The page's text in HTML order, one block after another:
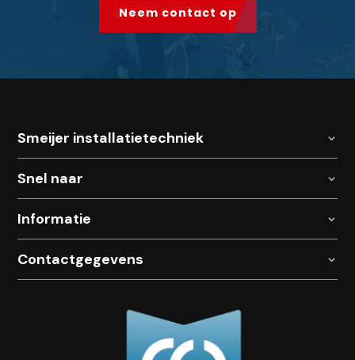
Neem contact op
Smeijer installatietechniek
Snel naar
Informatie
Contactgegevens